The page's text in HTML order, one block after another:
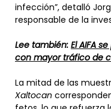
infección”, detalló
responsable de la
Lee también: El AIFA
con mayor tráfico de
La mitad de las
Xaltocan